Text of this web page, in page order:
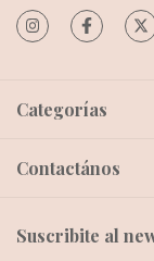
Categorías
Contactános
Suscribite al